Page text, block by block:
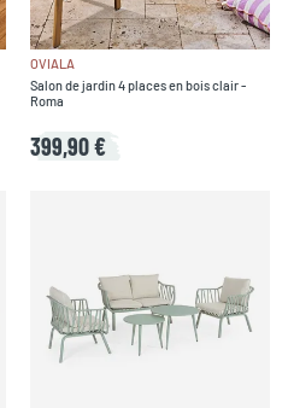
OVIALA
Salon de jardin 4 places en bois clair -
Roma
399,90 €